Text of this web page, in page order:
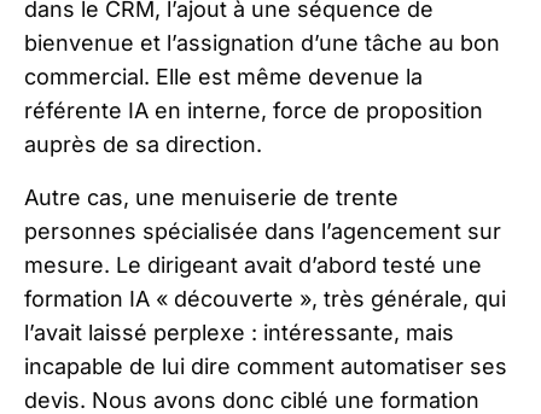
dans le CRM, l’ajout à une séquence de
bienvenue et l’assignation d’une tâche au bon
commercial. Elle est même devenue la
référente IA en interne, force de proposition
auprès de sa direction.
Autre cas, une menuiserie de trente
personnes spécialisée dans l’agencement sur
mesure. Le dirigeant avait d’abord testé une
formation IA « découverte », très générale, qui
l’avait laissé perplexe : intéressante, mais
incapable de lui dire comment automatiser ses
devis. Nous avons donc ciblé une formation